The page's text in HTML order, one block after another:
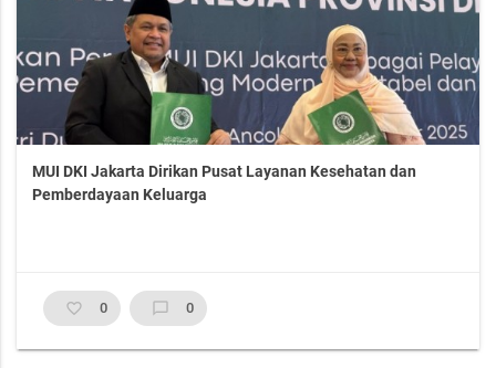
MUI DKI Jakarta Dirikan Pusat Layanan Kesehatan dan
Pemberdayaan Keluarga
favorite_border 0 chat_bubble_outline 0